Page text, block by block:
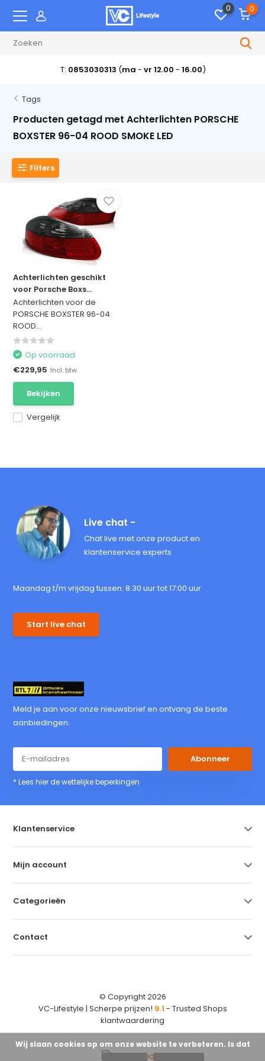
0 0
T: 0853030313 (ma - vr 12.00 - 16.00)
Tags
Producten getagd met Achterlichten PORSCHE
BOXSTER 96-04 ROOD SMOKE LED
Filters
Achterlichten geschikt
voor Porsche Boxs...
Achterlichten voor de
PORSCHE BOXSTER 96-04
ROOD...
Vergelijk
Op voorraad
€229,95 Incl. btw
Bekijken
Live chat -
Chat live met onze product en
klantenservice experts
Maandag t/m vrijdag tussen: 8:30 uur tot 17:00 uur
Start live chat
Meld je aan voor onze nieuwsbrief en ontvang de beste
aanbiedingen.
Abonneer
* Lees hier de wettelijke beperkingen
Klantenservice
Mijn account
Categorieën
Contact
© Copyright 2026
VC-Lifestyle | Scherpe prijzen! 9.1 - Trusted Shops
klantwaardering
Wij slaan cookies op om onze website te verbeteren. Is dat